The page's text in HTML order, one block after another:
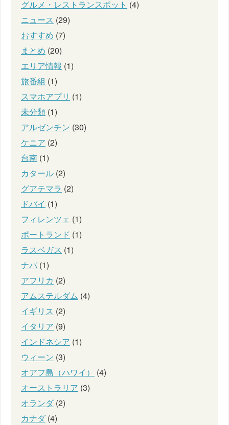
グルメ・レストランスポット (4)
ニュース (29)
おすすめ (7)
まとめ (20)
エリア情報 (1)
旅番組 (1)
スマホアプリ (1)
未分類 (1)
アルゼンチン (30)
ケニア (2)
台南 (1)
カタール (2)
グアテマラ (2)
ドバイ (1)
フィレンツェ (1)
ポートランド (1)
ラスベガス (1)
ナパ (1)
アフリカ (2)
アムステルダム (4)
イギリス (2)
イタリア (9)
インドネシア (1)
ウィーン (3)
オアフ島（ハワイ）
(4)
オーストラリア (3)
オランダ(2)
カナダ(4)